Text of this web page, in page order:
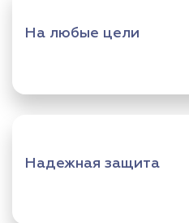
На любые цели
Надежная защита